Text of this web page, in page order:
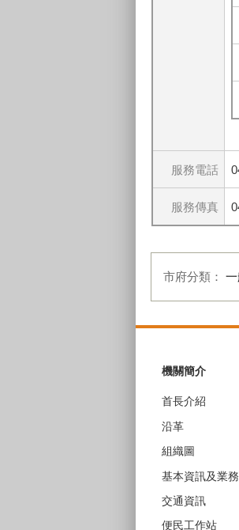
服務電話
服務傳真
市府分類：
機關簡介
首長介紹
沿革
組織圖
基本資訊及業
交通資訊
便民工作站